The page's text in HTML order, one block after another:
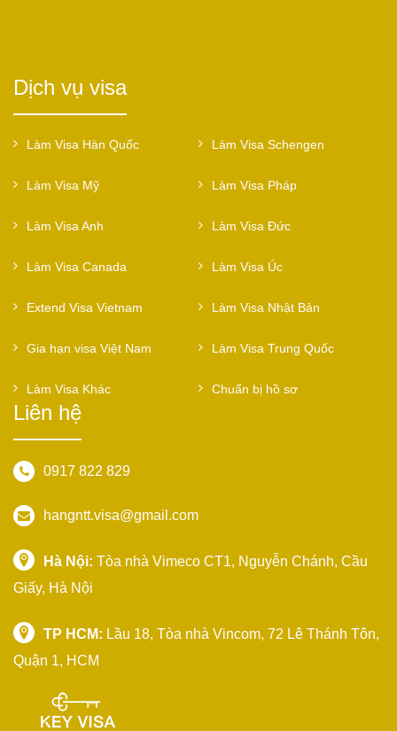
Dịch vụ visa
Làm Visa Hàn Quốc Làm Visa Schengen
Làm Visa Mỹ Làm Visa Pháp
Làm Visa Anh Làm Visa Đức
Làm Visa Canada Làm Visa Úc
Extend Visa Vietnam Làm Visa Nhật Bản
Gia hạn visa Việt Nam Làm Visa Trung Quốc
Làm Visa Khác Chuẩn bị hồ sơ
Liên hệ
0917 822 829
hangntt.visa@gmail.com
Hà Nội: Tòa nhà Vimeco CT1, Nguyễn Chánh, Cầu
Giấy, Hà Nội
TP HCM: Lầu 18, Tòa nhà Vincom, 72 Lê Thánh Tôn,
Quận 1, HCM